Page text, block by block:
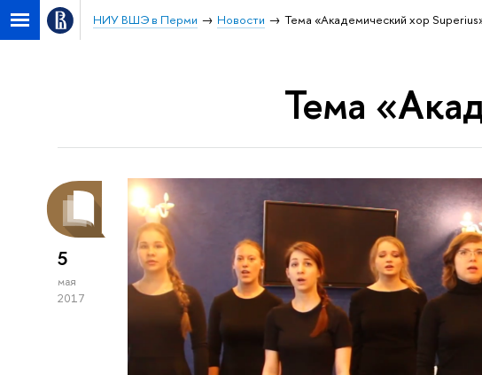
НИУ ВШЭ в Перми Новости Тема «Академический хор
Тема
5
мая
2017